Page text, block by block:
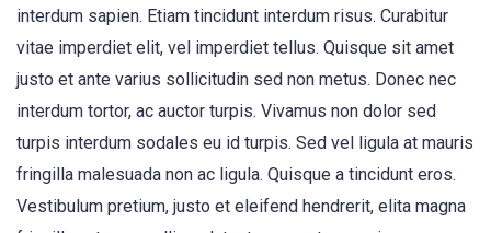
interdum sapien. Etiam tincidunt interdum risus. Curabitur
vitae imperdiet elit, vel imperdiet tellus. Quisque sit amet
justo et ante varius sollicitudin sed non metus. Donec nec
interdum tortor, ac auctor turpis. Vivamus non dolor sed
turpis interdum sodales eu id turpis. Sed vel ligula at mauris
fringilla malesuada non ac ligula. Quisque a tincidunt eros.
Vestibulum pretium, justo et eleifend hendrerit, elita magna